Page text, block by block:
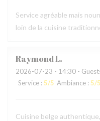
Service agréable mais
loin de la cuisine
RaymondL
2026-07-23 - 14:30 -
Service : 5/5 Ambiance : 5/5
Cuisine belge